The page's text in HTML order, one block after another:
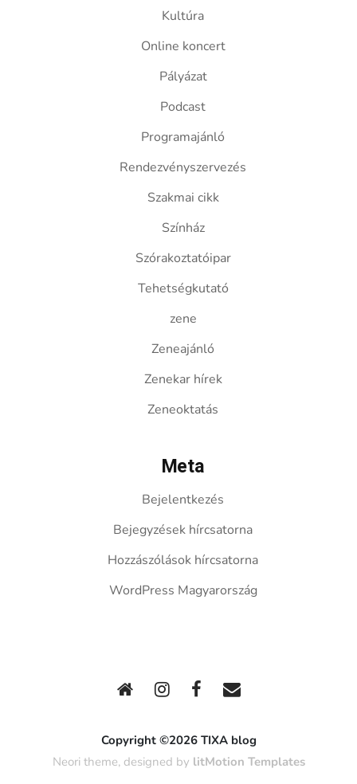
Kultúra
Online koncert
Pályázat
Podcast
Programajánló
Rendezvényszervezés
Szakmai cikk
Színház
Szórakoztatóipar
Tehetségkutató
zene
Zeneajánló
Zenekar hírek
Zeneoktatás
Meta
Bejelentkezés
Bejegyzések hírcsatorna
Hozzászólások hírcsatorna
WordPress Magyarország
Copyright ©2026 TIXA blog
Neori theme, designed by litMotion Templates